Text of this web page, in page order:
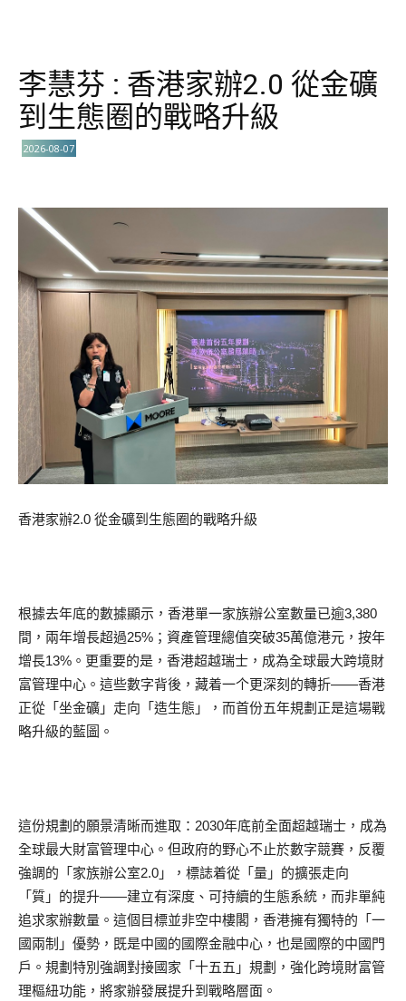
李慧芬 : 香港家辦2.0 從金礦
到生態圈的戰略升級
2026-08-07
香港家辦2.0 從金礦到生態圈的戰略升級
根據去年底的數據顯示，香港單一家族辦公室數量已逾3,380
間，兩年增長超過25%；資產管理總值突破35萬億港元，按年
增長13%。更重要的是，香港超越瑞士，成為全球最大跨境財
富管理中心。這些數字背後，藏着一个更深刻的轉折——香港
正從「坐金礦」走向「造生態」，而首份五年規劃正是這場戰
略升級的藍圖。
這份規劃的願景清晰而進取：2030年底前全面超越瑞士，成為
全球最大財富管理中心。但政府的野心不止於數字競賽，反覆
強調的「家族辦公室2.0」，標誌着從「量」的擴張走向
「質」的提升——建立有深度、可持續的生態系統，而非單純
追求家辦數量。這個目標並非空中樓閣，香港擁有獨特的「一
國兩制」優勢，既是中國的國際金融中心，也是國際的中國門
戶。規劃特別強調對接國家「十五五」規劃，強化跨境財富管
理樞紐功能，將家辦發展提升到戰略層面。